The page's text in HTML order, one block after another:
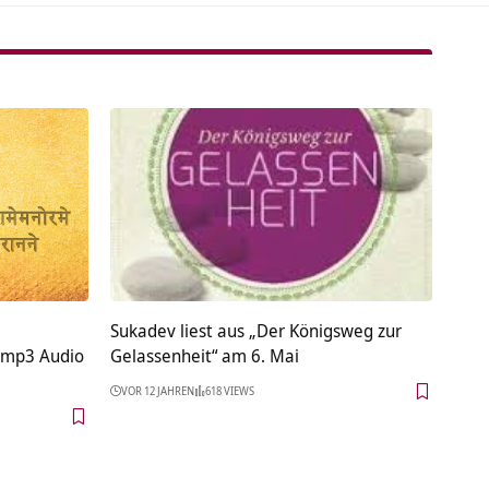
Audio
Sukadev liest aus „Der Königsweg zur
Gelassenheit“ am 6. Mai
VOR 12 JAHREN 618 VIEWS